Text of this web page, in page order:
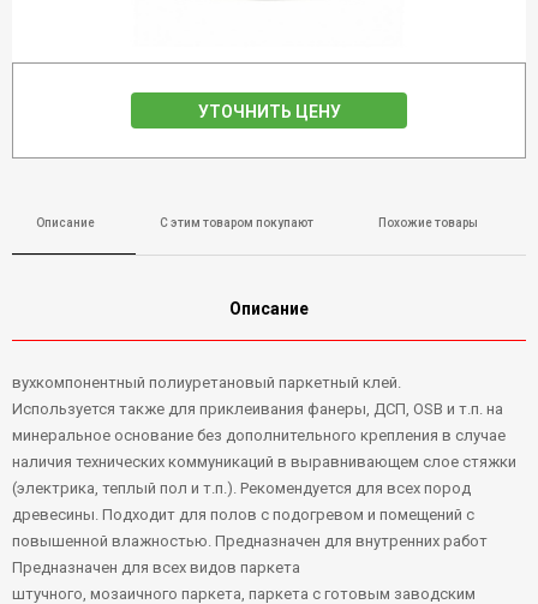
УТОЧНИТЬ ЦЕНУ
Описание С этим товаром покупают Похожие товары
Описание
вухкомпонентный полиуретановый паркетный клей.
Используется также для приклеивания фанеры, ДСП, OSB и т.п. на
минеральное основание без дополнительного крепления в случае
наличия технических коммуникаций в выравнивающем слое стяжки
(электрика, теплый пол и т.п.). Рекомендуется для всех пород
древесины. Подходит для полов с подогревом и помещений с
повышенной влажностью. Предназначен для внутренних работ
Предназначен для всех видов паркета
штучного, мозаичного паркета, паркета с готовым заводским